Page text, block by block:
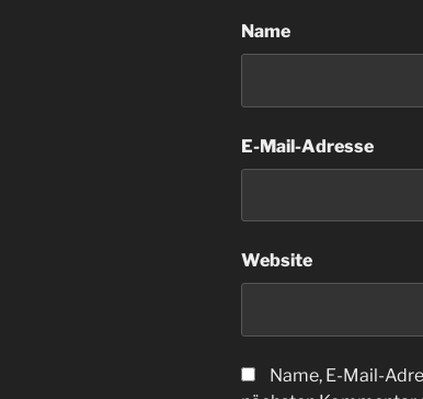
Name
E-Mail-Adresse
Website
Name, E-Mail-